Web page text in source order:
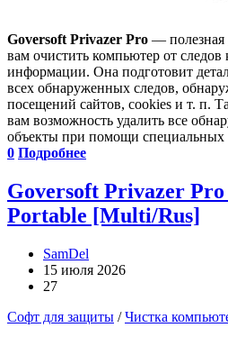
Goversoft Privazer Pro — полезная
вам очистить компьютер от
информации. Она подготовит
всех обнаруженных следов,
посещений сайтов, cookies и т. п.
вам возможность удалить все
объекты при помощи специальных
0 Подробнее
Goversoft Privazer Pro
Portable [Multi/Rus]
SamDel
15 июля 2026
27
Софт для защиты /Чистка